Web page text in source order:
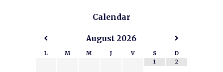
Calendar
August 2026
L M M J V S
D
1
2